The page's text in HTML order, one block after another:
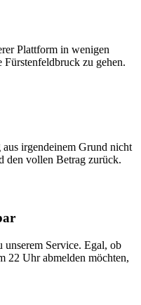
Plattform in wenigen
Fürstenfeldbruck zu gehen.
irgendeinem Grund nicht
den vollen Betrag zurück.
Service. Egal, ob
22 Uhr abmelden möchten,